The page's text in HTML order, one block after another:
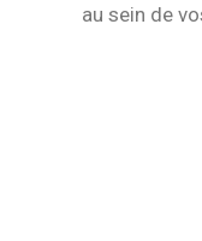
au sein de